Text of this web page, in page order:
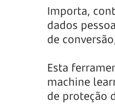
Importa,
dados
de
Esta
machine
de proteção